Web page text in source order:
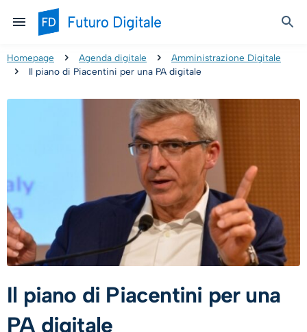
Homepage Agenda digitale
Amministrazione Digitale
Il piano di Piacentini per una PA digitale
Il piano di Piacentini per una
PA digitale